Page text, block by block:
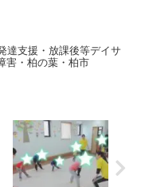
達支援・放課後等デイサ
害・柏の葉・柏市